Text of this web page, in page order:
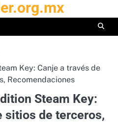
Key: Canje a través de
Recomendaciones
Steam Key:
sitios de terceros,